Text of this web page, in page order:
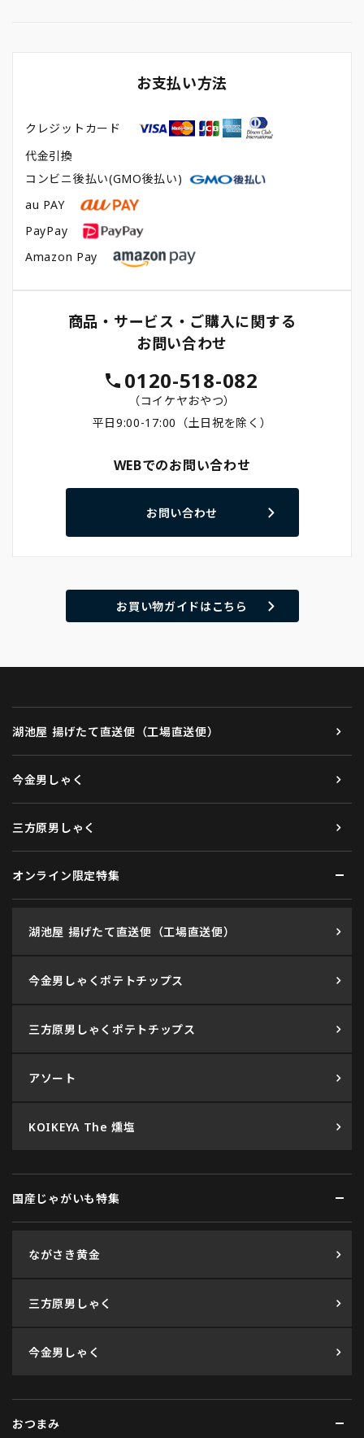
お支払い方法
クレジットカード
代金引換
コンビニ後払い(GMO後払い)
au PAY
PayPay
Amazon Pay
商品・サービス・ご購入に関する
お問い合わせ
0120-518-082
（コイケヤおやつ）
平日9:00-17:00（土日祝を除く）
WEBでのお問い合わせ
お問い合わせ
お買い物ガイドはこちら
湖池屋 揚げたて直送便（工場直送便）
今金男しゃく
三方原男しゃく
オンライン限定特集
湖池屋 揚げたて直送便（工場直送便）
今金男しゃくポテトチップス
三方原男しゃくポテトチップス
アソート
KOIKEYA The 燻塩
国産じゃがいも特集
ながさき黄金
三方原男しゃく
今金男しゃく
おつまみ